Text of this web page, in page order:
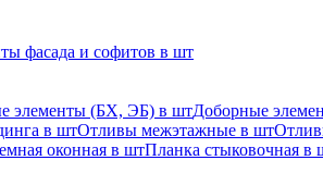
фасада и софитов в шт
элементы (БХ, ЭБ) в штДоборные
в штОтливы межэтажные в шт
оконная в штПланка стыковочная в